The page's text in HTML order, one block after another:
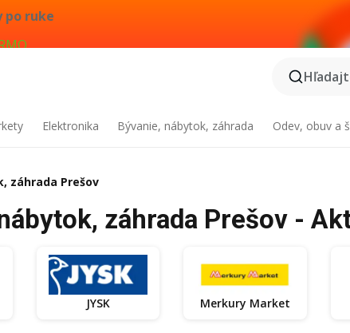
po ruke
Elektronika Bývanie, nábytok, záhrada Odev, obuv a
záhrada Prešov
záhrada Prešov -
JYSK Merkury Market